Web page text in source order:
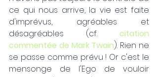
ce qui nous arrive, la vie est faite
d'imprévus, agréables et
désagréables (cf. citation
commentée de Mark Twain). Rien ne
se passe comme prévu ! Or c'est le
mensonge de l'Ego de vouloir